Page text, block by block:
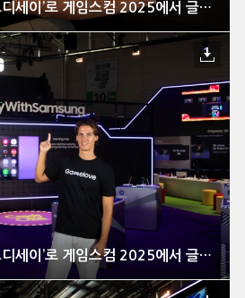
삼성 게이밍 모니터 ‘오디세이’로 게임스컴 2025에서 글로벌 대작 게임 즐긴다
삼성 게이밍 모니터 ‘오디세이’로 게임스컴 2025에서 글로벌 대작 게임 즐긴다